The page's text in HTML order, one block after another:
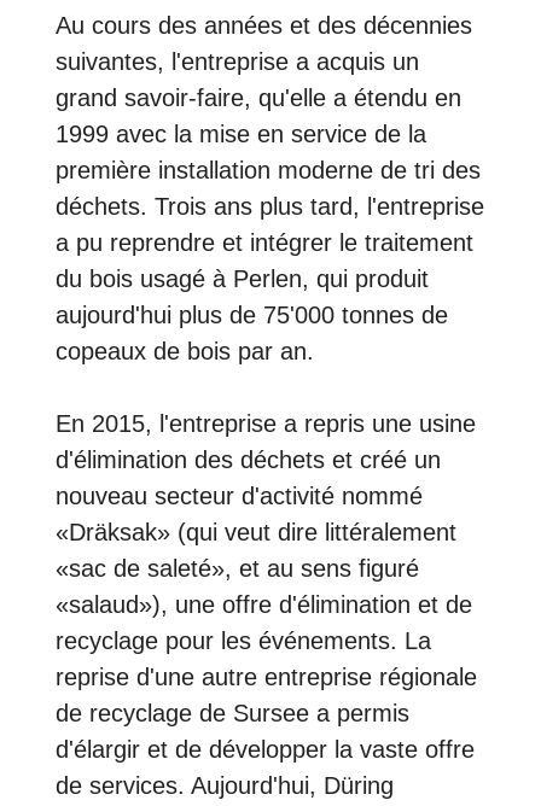
Au cours des années et des décennies
suivantes, l'entreprise a acquis un
grand savoir-faire, qu'elle a étendu en
1999 avec la mise en service de la
première installation moderne de tri des
déchets. Trois ans plus tard, l'entreprise
a pu reprendre et intégrer le traitement
du bois usagé à Perlen, qui produit
aujourd'hui plus de 75'000 tonnes de
copeaux de bois par an.
En 2015, l'entreprise a repris une usine
d'élimination des déchets et créé un
nouveau secteur d'activité nommé
«Dräksak» (qui veut dire littéralement
«sac de saleté», et au sens figuré
«salaud»), une offre d'élimination et de
recyclage pour les événements. La
reprise d'une autre entreprise régionale
de recyclage de Sursee a permis
d'élargir et de développer la vaste offre
de services. Aujourd'hui, Düring